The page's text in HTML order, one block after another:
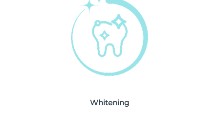
Whitening
Livraison estimée
Livraison estimée
Livraison estimée
Livraison estimée